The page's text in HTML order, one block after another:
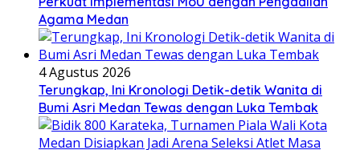
Agama Medan
4 Agustus 2026
Terungkap, Ini Kronologi Detik-detik Wanita di
Bumi Asri Medan Tewas dengan Luka Tembak